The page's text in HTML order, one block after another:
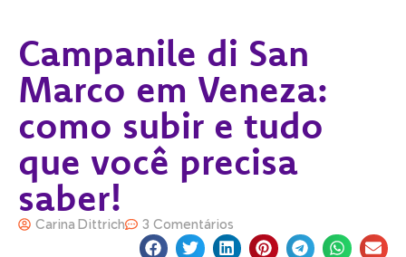
Campanile di San
Marco em Veneza:
como subir e tudo
que você precisa
saber!
Carina Dittrich 3 Comentários